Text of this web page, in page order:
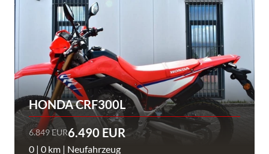
HONDA CRF300L
6.849 EUR6.490 EUR
0 | 0 km | Neufahrzeug